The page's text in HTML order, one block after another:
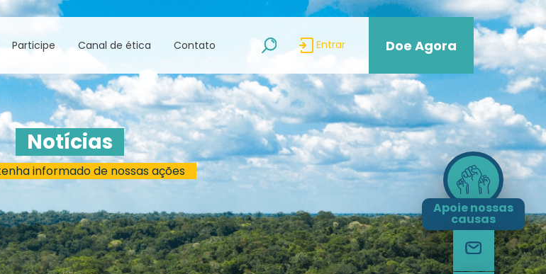
Participe Canal de ética Contato Entrar Doe Agora
Apoie nossas
causas
Notícias
informado de nossas ações